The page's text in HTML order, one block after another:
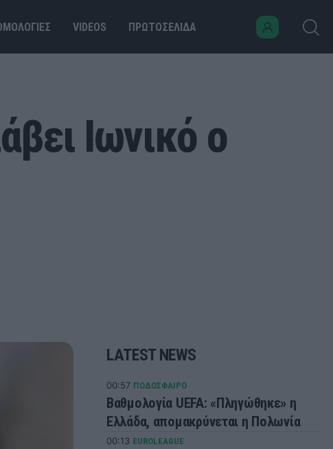
VIDEOS ΠΡΩΤΟΣΕΛΙΔΑ
Ιωνικό ο
LATEST NEWS
00:57 ΠΟΔΟΣΦΑΙΡΟ
Βαθμολογία UEFA: «Πληγώθηκε» η
Ελλάδα, απομακρύνεται η Πολωνία
00:13 EUROLEAGUE